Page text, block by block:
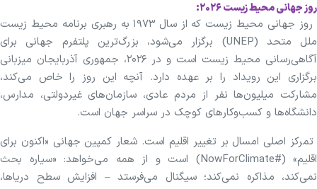
روز جهانی محیط زیست ۲۰۲۶:
روز جهانی محیط زیست که از سال ۱۹۷۳ به رهبری برنامه محیط زیست
ملل متحد (UNEP) برگزار می‌شود، بزرگ‌ترین پلتفرم جهانی برای
آگاهی‌رسانی محیط زیست است و در ۲۰۲۶، جمهوری آذربایجان میزبانی
برگزاری این رویداد را بر عهده دارد. آنچه این روز را خاص می‌کند،
مشارکت میلیون‌ها نفر از مردم عادی، سازمان‌های غیردولتی، مدارس،
دانشگاه‌ها و کسب‌وکارهای کوچک در سراسر جهان است.
تمرکز اصلی امسال بر تغییر اقلیم است. شعار کمپین جهانی «اکنون برای
اقلیم» (#NowForClimate) است و از همه می‌خواهد: «سیاره بحث
نمی‌کند، مذاکره نمی‌کند؛ سیگنال می‌فرستد – افزایش سطح دریاها،